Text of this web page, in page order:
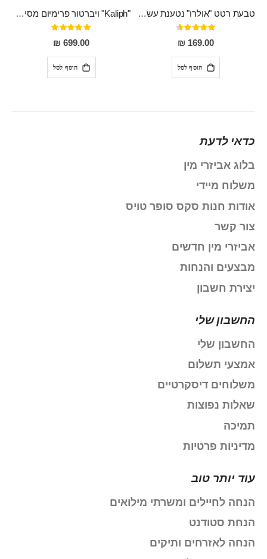
טבעת רטט "אולרו" נטענת עשויה סיליקון רפואי עם רטט חזק ומטריף חושים
דירוג:
91%
169.00 ₪
הוסף לסל
"Kaliph" ויברטור פרימיום מסיליקון רפואי , נטען, שקט במיוחד, מסתובב ומתפתל, שמנמן עם חדירה 14 סמ
דירוג:
100%
699.00 ₪
הוסף לסל
כדאי לדעת
בלוג אביזרי מין
משלוח מיידי
אודות חנות סקס סופר טויס
צור קשר
אביזרי מין חדשים
מבצעים והנחות
יצירת חשבון
החשבון שלי
החשבון שלי
אמצעי תשלום
משלוחים דיסקרטיים
שאלות נפוצות
תמיכה
מדיניות פרטיות
עוד יותר טוב
הנחה לחיילים ומשרתי מילואים
הנחת סטודנט
הנחה לאזרחים ותיקים